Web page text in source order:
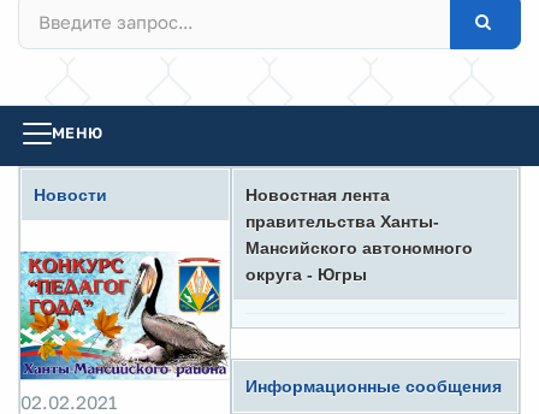
МЕНЮ
Новости
02.02.2021
Новостная лента
правительства Ханты-
Мансийского автономного
округа - Югры
Информационные сообщения